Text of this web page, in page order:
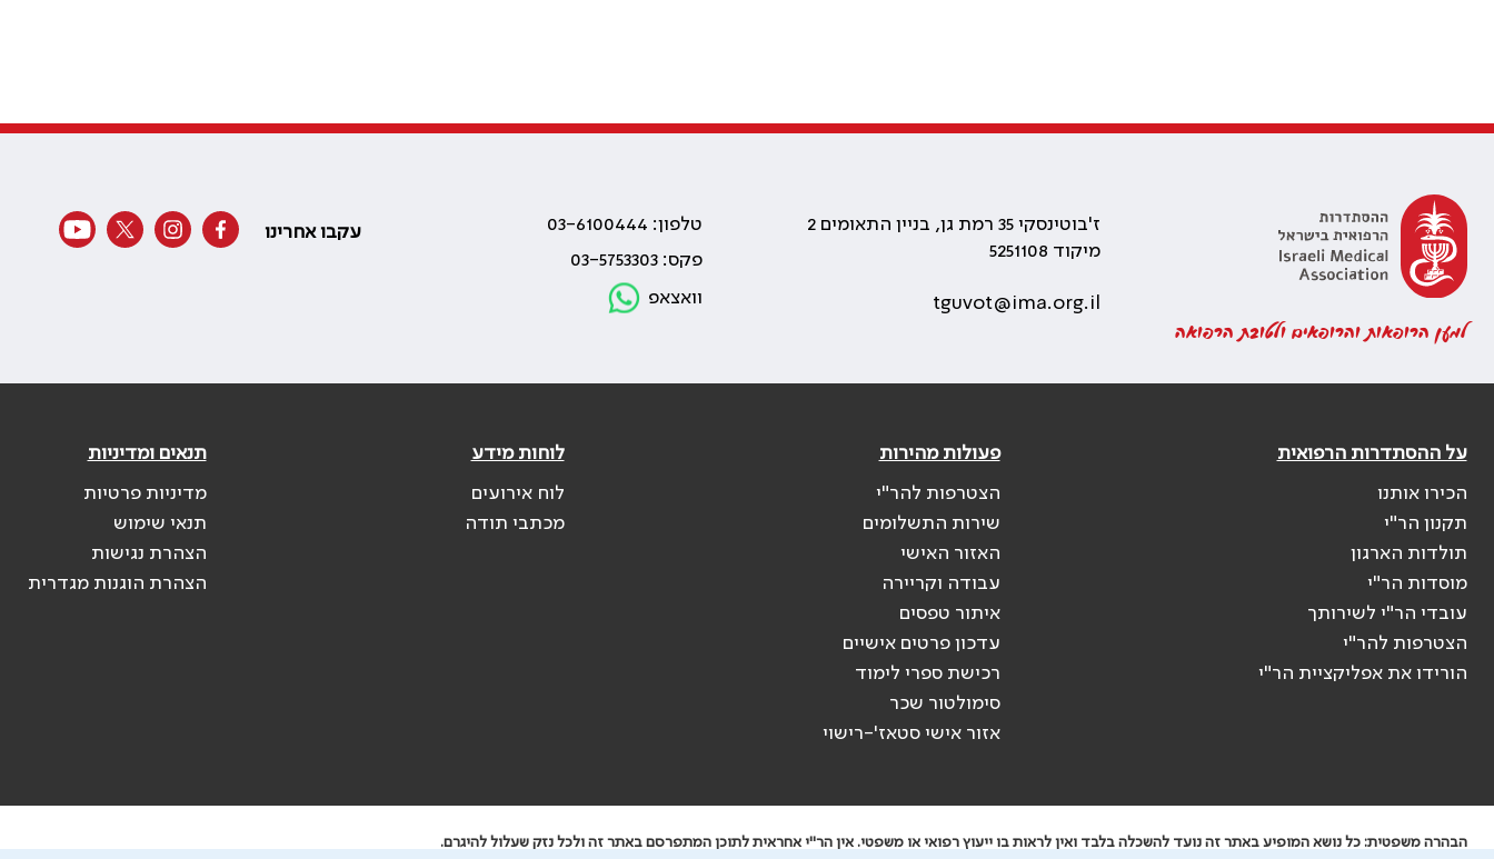
למען הרופאות והרופאים ולטובת הרפואה
ז'בוטינסקי 35 רמת גן, בניין התאומים 2
מיקוד 5251108
tguvot@ima.org.il
טלפון: 03-6100444
פקס: 03-5753303
וואצאפ
עקבו אחרינו
על ההסתדרות הרפואית
הכירו אותנו
תקנון הר"י
תולדות הארגון
מוסדות הר"י
עובדי הר"י לשירותך
הצטרפות להר"י
הורידו את אפליקציית הר"י
פעולות מהירות
הצטרפות להר"י
שירות התשלומים
האזור האישי
עבודה וקריירה
איתור טפסים
עדכון פרטים אישיים
רכישת ספרי לימוד
סימולטור שכר
אזור אישי סטאז'-רישוי
לוחות מידע
לוח אירועים
מכתבי תודה
תנאים ומדיניות
מדיניות פרטיות
תנאי שימוש
הצהרת נגישות
הצהרת הוגנות מגדרית
הבהרה משפטית: כל נושא המופיע באתר זה נועד להשכלה בלבד ואין לראות בו ייעוץ רפואי או משפטי. אין הר"י אחראית לתוכן המתפרסם באתר זה ולכל נזק שעלול להיגרם.